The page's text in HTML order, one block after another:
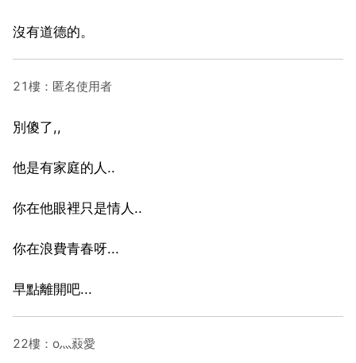
沒有道德的。
21樓：匿名使用者
別傻了,,
他是有家庭的人..
你在他眼裡只是情人..
你在浪費青春呀...
早點離開吧...
22樓：o灬蔱愛